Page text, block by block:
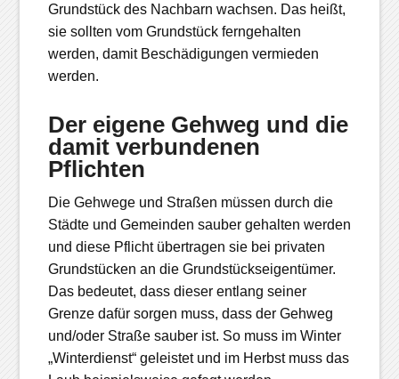
Grundstück des Nachbarn wachsen. Das heißt,
sie sollten vom Grundstück ferngehalten
werden, damit Beschädigungen vermieden
werden.
Der eigene Gehweg und die
damit verbundenen
Pflichten
Die Gehwege und Straßen müssen durch die
Städte und Gemeinden sauber gehalten werden
und diese Pflicht übertragen sie bei privaten
Grundstücken an die Grundstückseigentümer.
Das bedeutet, dass dieser entlang seiner
Grenze dafür sorgen muss, dass der Gehweg
und/oder Straße sauber ist. So muss im Winter
„Winterdienst“ geleistet und im Herbst muss das